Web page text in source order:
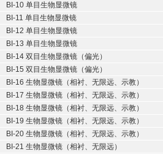
BI-10 单目生物显微镜
BI-11 单目生物显微镜
BI-12 单目生物显微镜
BI-13 单目生物显微镜
BI-14 双目生物显微镜（偏光）
BI-15 双目生物显微镜（偏光）
BI-16 生物显微镜（相衬、无限远、示教）
BI-17 生物显微镜（相衬、无限远、示教）
BI-18 生物显微镜（相衬、无限远、示教）
BI-19 生物显微镜（相衬、无限远、示教）
BI-20 生物显微镜（相衬、无限远、示教）
BI-21 生物显微镜（相衬、无限远）